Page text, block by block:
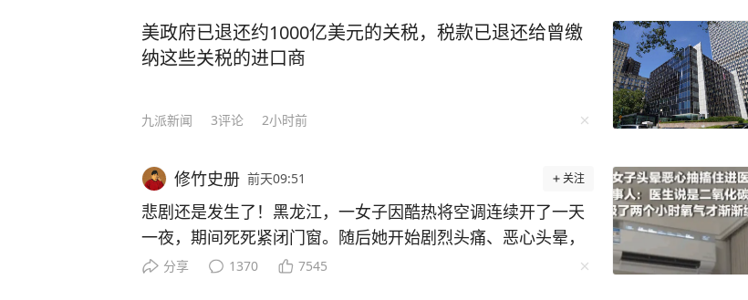
美政府已退还约1000亿美元的关税，税款已退还给曾缴
纳这些关税的进口商
九派新闻 3评论 2小时前
修竹史册 前天09:51 关注
悲剧还是发生了！黑龙江，一女子因酷热将空调连续开了一天
一夜，期间死死紧闭门窗。随后她开始剧烈头痛、恶心头晕，
连吞数片止疼药都无济于事，夜间更是疼得无法下床。在紧急
分享 1370 7545